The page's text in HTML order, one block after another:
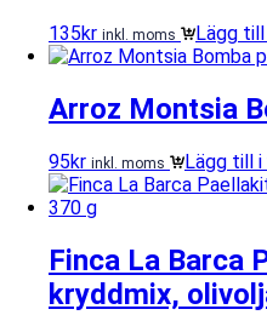
135kr inkl. moms Lägg
Arroz Montsia
95kr inkl. moms Lägg till
Finca La Barca
kryddmix,